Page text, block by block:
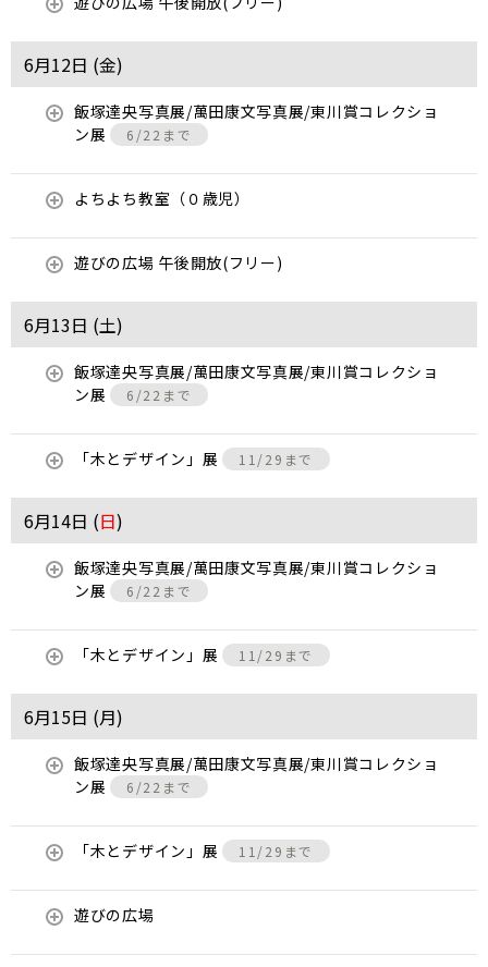
6月12日 (金)
飯塚達央写真展/萬田康文写真展/東川賞コレクショ
ン展
6/22まで
よちよち教室（０歳児）
遊びの広場 午後開放(フリー)
6月13日 (土)
飯塚達央写真展/萬田康文写真展/東川賞コレクショ
ン展
6/22まで
「木とデザイン」展 11/29まで
6月14日 (日)
飯塚達央写真展/萬田康文写真展/東川賞コレクショ
ン展
6/22まで
「木とデザイン」展 11/29まで
6月15日 (月)
飯塚達央写真展/萬田康文写真展/東川賞コレクショ
ン展
6/22まで
「木とデザイン」展 11/29まで
遊びの広場